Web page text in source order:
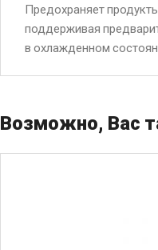
Предохраняет
поддерживая
в охлажденном
Возможно, Вас